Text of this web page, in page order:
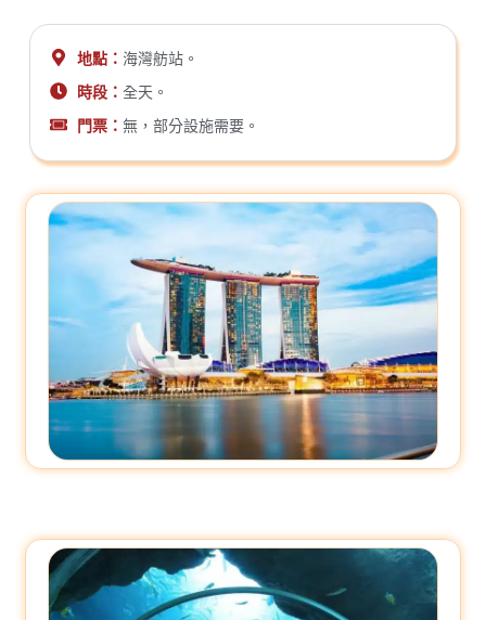
地點： 海灣舫站。
時段：全天。
門票：無，部分設施需要。